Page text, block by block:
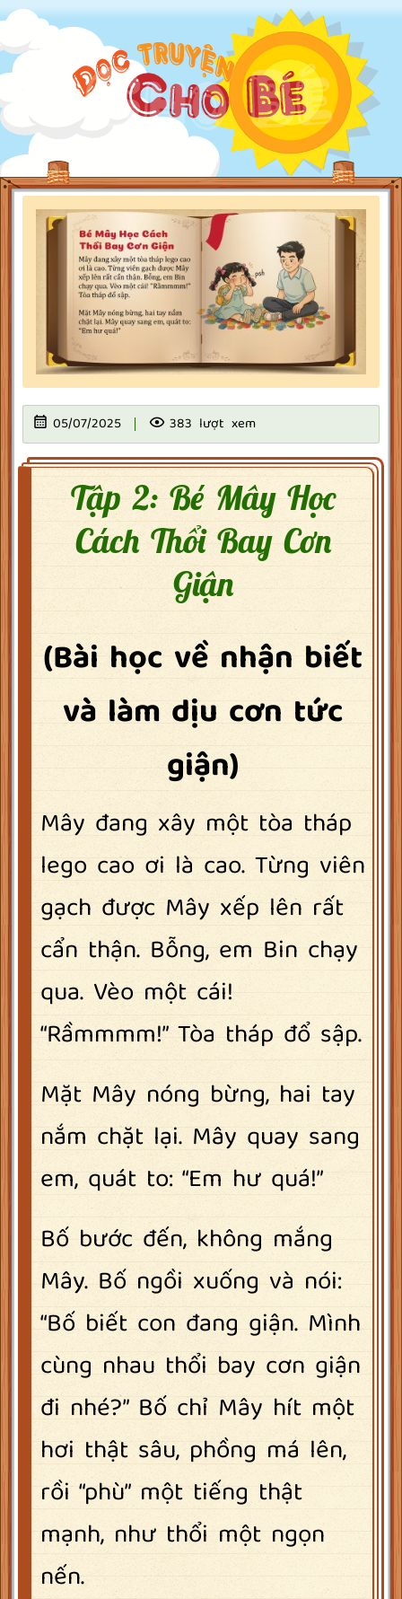
05/07/2025 383 lượt xem
Tập 2: Bé Mây Học
Cách Thổi Bay Cơn
Giận
(Bài học về nhận biết
và làm dịu cơn tức
giận)
Mây đang xây một tòa tháp
lego cao ơi là cao. Từng viên
gạch được Mây xếp lên rất
cẩn thận. Bỗng, em Bin chạy
qua. Vèo một cái!
“Rầmmmm!” Tòa tháp đổ sập.
Mặt Mây nóng bừng, hai tay
nắm chặt lại. Mây quay sang
em, quát to: “Em hư quá!”
Bố bước đến, không mắng
Mây. Bố ngồi xuống và nói:
“Bố biết con đang giận. Mình
cùng nhau thổi bay cơn giận
đi nhé?” Bố chỉ Mây hít một
hơi thật sâu, phồng má lên,
rồi “phù” một tiếng thật
mạnh, như thổi một ngọn
nến.